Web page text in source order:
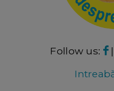
Follow us: |